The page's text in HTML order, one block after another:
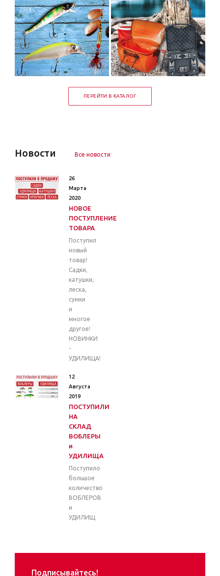
ПЕРЕЙТИ В КАТАЛОГ
Новости Все новости
26
Марта
2020
НОВОЕ
ПОСТУПЛЕНИЕ
ТОВАРА
Поступил
новый
товар!
Садки,
катушки,
леска,
сумки
и
многое
другое!
НОВИНКИ
-
УДИЛИЩА!
12
Августа
2019
ПОСТУПИЛИ
НА
СКЛАД
ВОБЛЕРЫ
и
УДИЛИЩА
Поступило
большое
количество
ВОБЛЕРОВ
и
УДИЛИЩ
Подписывайтесь!